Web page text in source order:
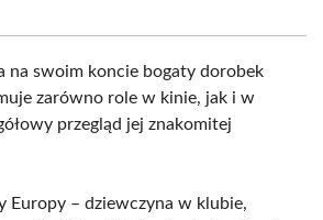
na swoim koncie bogaty dorobek
zarówno role w kinie, jak i w
przegląd jej znakomitej
Europy – dziewczyna w klubie,